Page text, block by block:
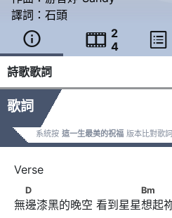
譯詞： 石頭
  2
4

詩歌歌詞
歌詞
系統按 這一生最美的祝福 版本比對歌
D　　　　　　      　　　　
D Bm
無邊漆黑的晚空 看到星星想起